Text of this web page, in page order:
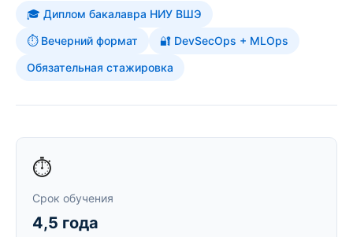
🎓 Диплом бакалавра НИУ ВШЭ
⏱ Вечерний формат
🔐 DevSecOps + MLOps
Обязательная стажировка
⏱️
Срок обучения
4,5 года